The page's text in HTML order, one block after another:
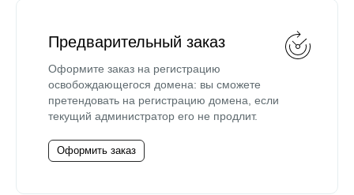
Предварительный заказ
Оформите заказ на регистрацию
освобождающегося домена: вы сможете
претендовать на регистрацию домена, если
текущий администратор его не продлит.
Оформить заказ